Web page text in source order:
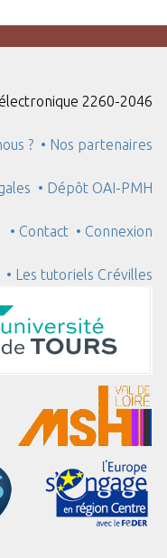
2260-2046
? • Nos partenaires
• Dépôt OAI-PMH
• Contact • Connexion
• Les tutoriels Crévilles